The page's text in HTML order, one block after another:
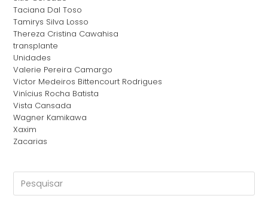
Taciana Dal Toso
Tamirys Silva Losso
Thereza Cristina Cawahisa
transplante
Unidades
Valerie Pereira Camargo
Victor Medeiros Bittencourt Rodrigues
Vinícius Rocha Batista
Vista Cansada
Wagner Kamikawa
Xaxim
Zacarias